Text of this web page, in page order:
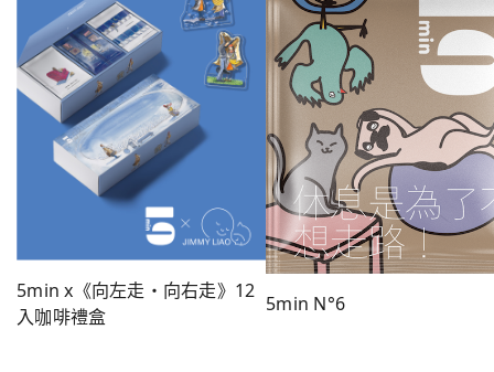
5min x《向左走・向右走》12
入咖啡禮盒
5min N°6